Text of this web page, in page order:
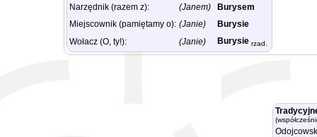
Narzędnik (razem z):
(Janem)
Burysem
Miejscownik (pamiętamy o): (Janie)
Burysie
Wołacz (O, ty!):
(Janie) Burysie rzad.